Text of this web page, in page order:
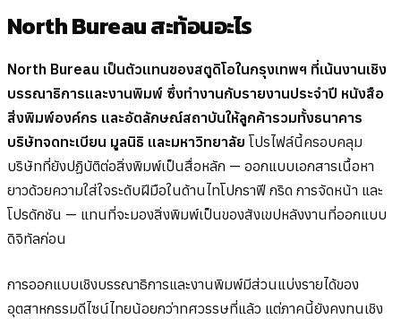
North Bureau สะท้อนอะไร
North Bureau เป็นตัวแทนของสตูดิโอในกรุงเทพฯ ที่เน้นงานเชิง
บรรณาธิการและงานพิมพ์ ซึ่งทำงานกับรายงานประจำปี หนังสือ
สิ่งพิมพ์องค์กร และอัตลักษณ์สถาบันให้ลูกค้ารวมทั้งธนาคาร
บริษัทจดทะเบียน มูลนิธิ และมหาวิทยาลัย โปรไฟล์นี้ครอบคลุม
บริษัทที่ยังปฏิบัติต่อสิ่งพิมพ์เป็นสื่อหลัก — ออกแบบเอกสารเนื้อหา
ยาวด้วยความใส่ใจระดับฝีมือในด้านไทโปกราฟี กริด การจัดหน้า และ
โปรดักชัน — แทนที่จะมองสิ่งพิมพ์เป็นของสังเขปหลังงานที่ออกแบบ
ดิจิทัลก่อน
การออกแบบเชิงบรรณาธิการและงานพิมพ์มีส่วนแบ่งรายได้ของ
อุตสาหกรรมดีไซน์ไทยน้อยกว่าทศวรรษที่แล้ว แต่ภาคนี้ยังคงทนเชิง